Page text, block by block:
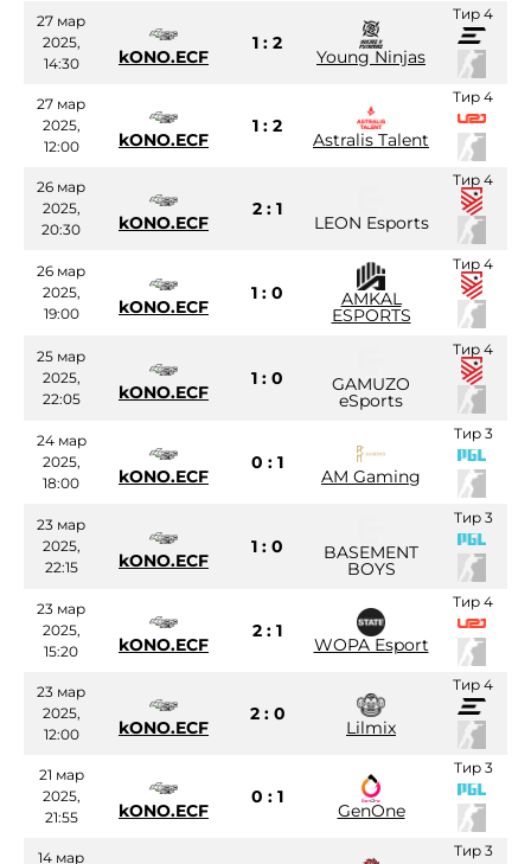
27 мар
2025,
14:30
kONO.ECF
1 : 2
Young Ninjas
Тир 4
27 мар
2025,
12:00
kONO.ECF
1 : 2
Astralis Talent
Тир 4
26 мар
2025,
20:30
kONO.ECF
2 : 1
LEON Esports
Тир 4
26 мар
2025,
19:00
kONO.ECF
1 : 0 AMKAL
ESPORTS
Тир 4
25 мар
2025,
22:05
kONO.ECF
1 : 0 GAMUZO
eSports
Тир 4
24 мар
2025,
18:00
kONO.ECF
0 : 1
AM Gaming
Тир 3
23 мар
2025,
22:15
kONO.ECF
1 : 0 BASEMENT
BOYS
Тир 3
23 мар
2025,
15:20
kONO.ECF
2 : 1
WOPA Esport
Тир 4
23 мар
2025,
12:00
kONO.ECF
2 : 0
Lilmix
Тир 4
21 мар
2025,
21:55
kONO.ECF
0 : 1
GenOne
Тир 3
14 мар Тир 3